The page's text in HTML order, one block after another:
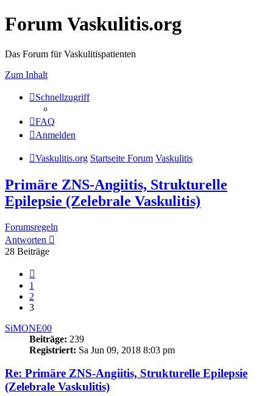
Forum Vaskulitis.org
Das Forum für Vaskulitispatienten
Zum Inhalt
Schnellzugriff
FAQ
Anmelden
Vaskulitis.org Startseite Forum Vaskulitis
Primäre ZNS-Angiitis, Strukturelle
Epilepsie (Zelebrale Vaskulitis)
Forumsregeln
Antworten
28 Beiträge
1
2
3
SiMONE00
Beiträge: 239
Registriert: Sa Jun 09, 2018 8:03 pm
Re: Primäre ZNS-Angiitis, Strukturelle Epilepsie
(Zelebrale Vaskulitis)